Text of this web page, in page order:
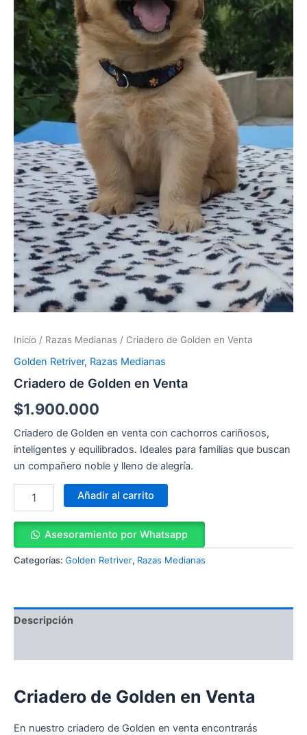
Inicio / Razas Medianas / Criadero de Golden en Venta
Golden Retriver, Razas Medianas
Criadero de Golden en Venta
$1.900.000
Criadero de Golden en venta con cachorros cariñosos,
inteligentes y equilibrados. Ideales para familias que buscan
un compañero noble y lleno de alegría.
Añadir al carrito
Asesoramiento por Whatsapp
Categorías: Golden Retriver, Razas Medianas
Descripción
Criadero de Golden en Venta
En nuestro criadero de Golden en venta encontrarás